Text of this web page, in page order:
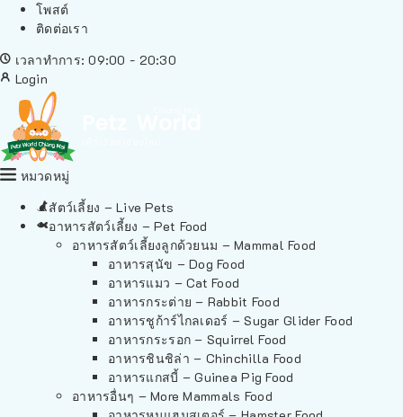
โพสต์
ติดต่อเรา
เวลาทำการ: 09:00 - 20:30
Login
หมวดหมู่
สัตว์เลี้ยง – Live Pets
อาหารสัตว์เลี้ยง – Pet Food
อาหารสัตว์เลี้ยงลูกด้วยนม – Mammal Food
อาหารสุนัข – Dog Food
อาหารแมว – Cat Food
อาหารกระต่าย – Rabbit Food
อาหารชูก้าร์ไกลเดอร์ – Sugar Glider Food
อาหารกระรอก – Squirrel Food
อาหารชินชิล่า – Chinchilla Food
อาหารแกสบี้ – Guinea Pig Food
อาหารอื่นๆ – More Mammals Food